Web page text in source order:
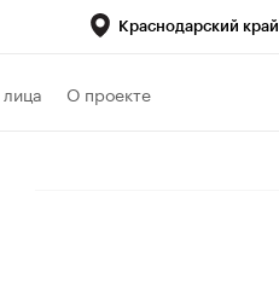
Краснодарский край
О проекте